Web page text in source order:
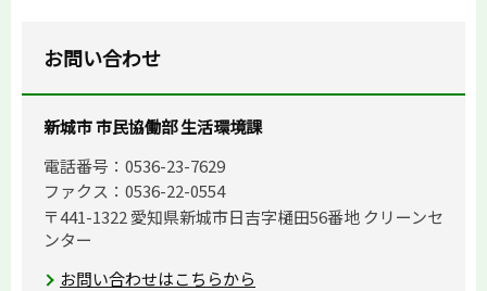
お問い合わせ
新城市 市民協働部 生活環境課
電話番号：0536-23-7629
ファクス：0536-22-0554
〒441-1322 愛知県新城市日吉字樋田56番地 クリーンセ
ンター
お問い合わせはこちらから